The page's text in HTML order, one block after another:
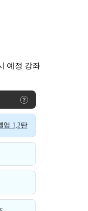
예정 강좌
업 1,2탄